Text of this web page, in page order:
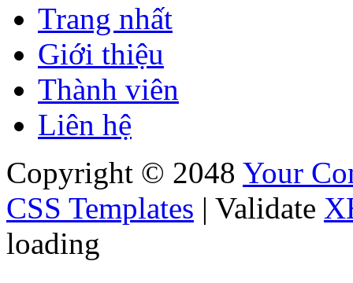
Trang nhất
Giới thiệu
Thành viên
Liên hệ
Copyright © 2048 Your
CSS Templates | Validate
loading